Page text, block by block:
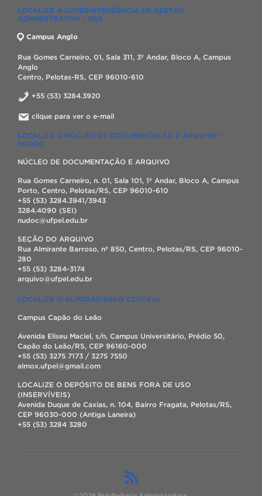
LOCALIZE A SUPERINTENDÊNCIA DE GESTÃO
ADMINISTRATIVA - SGA
Campus Anglo
Rua Gomes Carneiro, 01, Sala 311, 3º Andar, Bloco A, Campus
Anglo
Centro, Pelotas-RS, CEP 96010-610
+55 (53) 3284.3920
clique para ver o e-mail
LOCALIZE O NÚCLEO DE DOCUMENTAÇÃO E ARQUIVO –
NUDOC
NÚCLEO DE DOCUMENTAÇÃO E ARQUIVO
Rua Gomes Carneiro, n. 01, Sala 101, 1º Andar, Bloco A, Campus
Porto, Centro, Pelotas/RS, CEP 96010-610
+55 (53) 3284.3941/3943
3284.4090 (SEI)
nudoc@ufpel.edu.br
SEÇÃO DO ARQUIVO
Rua Almirante Barroso, nº 850, Centro, Pelotas/RS, CEP 96010-
280
+55 (53) 3284-3174
arquivo@ufpel.edu.br
LOCALIZE O ALMOXARIFADO CENTRAL
Campus Capão do Leão
Avenida Eliseu Maciel, s/n, Campus Universitário, Prédio 50,
Capão do Leão/RS, CEP 96160-000
+55 (53) 3275 7173 / 3275 7550
almox.ufpel@gmail.com
LOCALIZE O DEPÓSITO DE BENS FORA DE USO
(INSERVÍVEIS)
Avenida Duque de Caxias, n. 104, Bairro Fragata, Pelotas/RS,
CEP 96030-000 (Antiga Laneira)
+55 (53) 3284 3280